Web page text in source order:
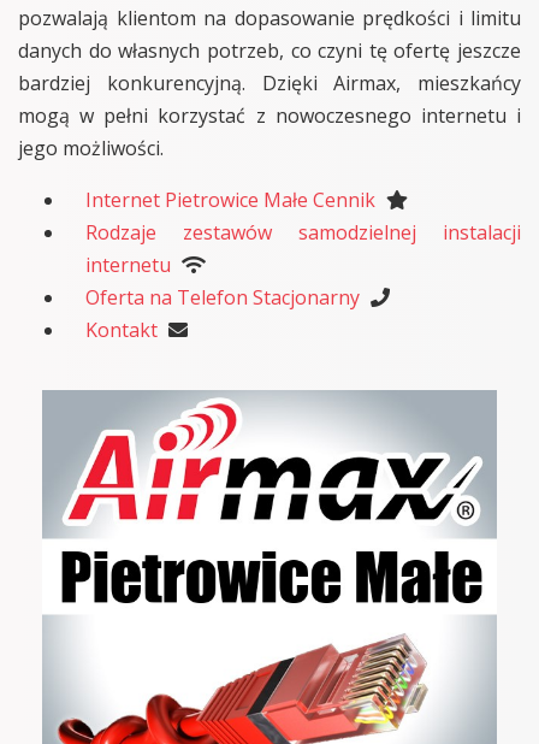
pozwalają klientom na dopasowanie prędkości i limitu
danych do własnych potrzeb, co czyni tę ofertę jeszcze
bardziej konkurencyjną. Dzięki Airmax, mieszkańcy
mogą w pełni korzystać z nowoczesnego internetu i
jego możliwości.
Internet Pietrowice Małe Cennik
Rodzaje zestawów samodzielnej instalacji
internetu
Oferta na Telefon Stacjonarny
Kontakt